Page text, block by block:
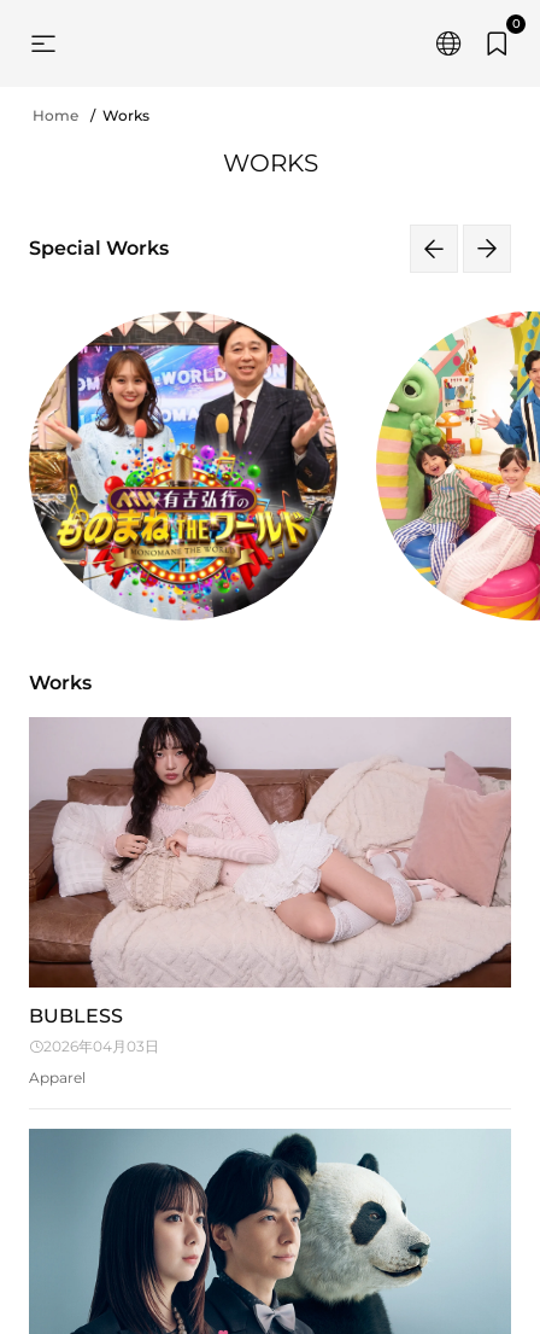
0
Home Works
WORKS
Special Works
Works
BUBLESS
2026年04月03日
Apparel